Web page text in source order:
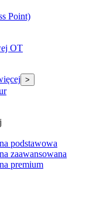
Point)
OT
>
podstawowa
zaawansowana
premium